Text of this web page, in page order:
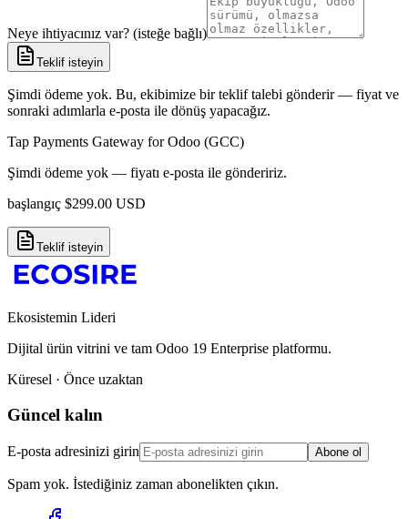
Neye ihtiyacınız var? (isteğe bağlı)
Teklif isteyin
Şimdi ödeme yok. Bu, ekibimize bir teklif talebi gönderir — fiyat ve
sonraki adımlarla e-posta ile dönüş yapacağız.
Tap Payments Gateway for Odoo (GCC)
Şimdi ödeme yok — fiyatı e-posta ile göndeririz.
başlangıç $299.00 USD
Teklif isteyin
Ekosistemin Lideri
Dijital ürün vitrini ve tam Odoo 19 Enterprise platformu.
Küresel · Önce uzaktan
Güncel kalın
E-posta adresinizi girin Abone ol
Spam yok. İstediğiniz zaman abonelikten çıkın.